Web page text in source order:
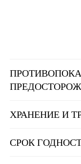
ХРАНЕНИЕ И
СРОК